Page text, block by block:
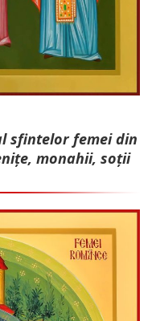
sfintelor femei din
monahii, soții